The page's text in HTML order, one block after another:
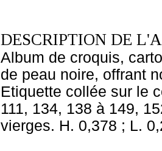
DESCRIPTION DE
Album de croquis,
de peau noire, offrant
Etiquette collée sur le
111, 134, 138 à 149,
vierges. H. 0,378 ; L.